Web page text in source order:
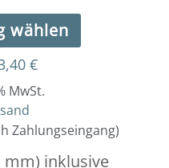
wählen
€
MwSt.
Zahlungseingang)
mm) inklusive